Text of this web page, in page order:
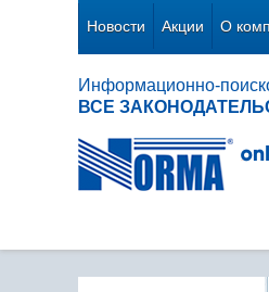
Новости Акции О
Информационно-
ВСЕ